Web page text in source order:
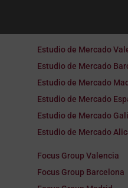
Estudio de Mercado
Estudio de Mercado
Estudio de Mercado
Estudio de Mercado
Estudio de Mercado
Estudio de Mercado
Focus Group Valencia
Focus Group Barcelona